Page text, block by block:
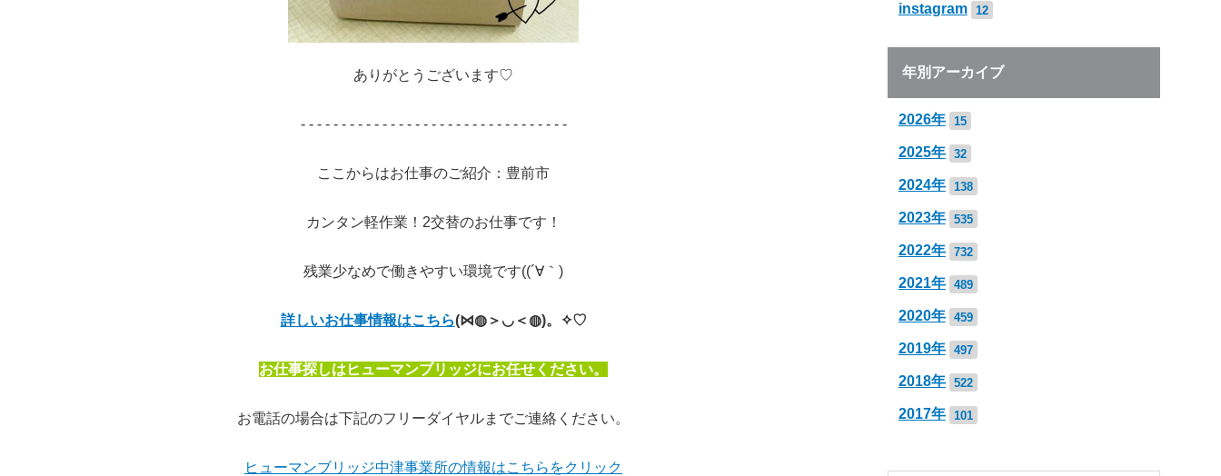
ありがとうございます♡
- - - - - - - - - - - - - - - - - - - - - - - - - - - - - - - - -
ここからはお仕事のご紹介：豊前市
カンタン軽作業！2交替のお仕事です！
残業少なめで働きやすい環境です((´∀｀)
詳しいお仕事情報はこちら(⋈◍＞◡＜◍)。✧♡
お仕事探しはヒューマンブリッジにお任せください。
お電話の場合は下記のフリーダイヤルまでご連絡ください。
ヒューマンブリッジ中津事業所の情報はこちらをクリック
instagram 12
年別アーカイブ
2026年 15
2025年 32
2024年 138
2023年 535
2022年 732
2021年 489
2020年 459
2019年 497
2018年 522
2017年 101